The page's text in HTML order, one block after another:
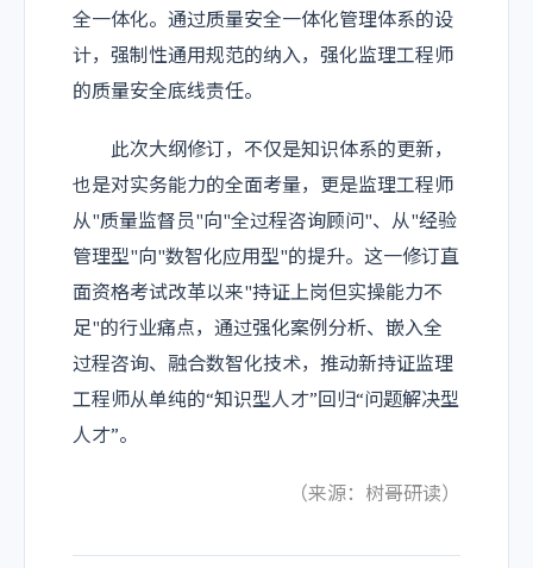
全一体化。通过质量安全一体化管理体系的设
计，强制性通用规范的纳入，强化监理工程师
的质量安全底线责任。
此次大纲修订，不仅是知识体系的更新，
也是对实务能力的全面考量，更是监理工程师
从"质量监督员"向"全过程咨询顾问"、从"经验
管理型"向"数智化应用型"的提升。这一修订直
面资格考试改革以来"持证上岗但实操能力不
足"的行业痛点，通过强化案例分析、嵌入全
过程咨询、融合数智化技术，推动新持证监理
工程师从单纯的“知识型人才”回归“问题解决型
人才”。
（来源：树哥研读）